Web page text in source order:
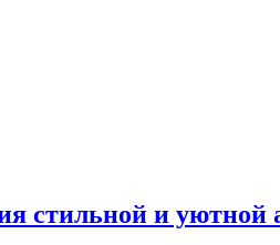
стильной и уютной